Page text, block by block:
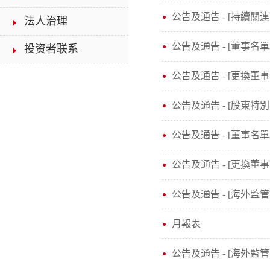
法人治理
投资者联系
公告及通告 - [持續關
公告及通告 - [董事名
公告及通告 - [更換董
公告及通告 - [股東特
公告及通告 - [董事名
公告及通告 - [更換董
公告及通告 - [海外監
月報表
公告及通告 - [海外監